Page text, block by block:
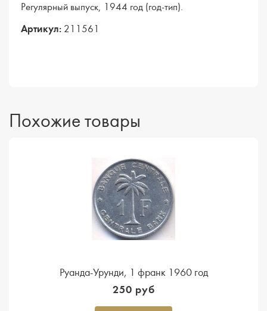
Регулярный выпуск, 1944 год (год-тип).
Артикул: 211561
Похожие товары
Руанда-Урунди, 1 франк 1960 год
250 руб